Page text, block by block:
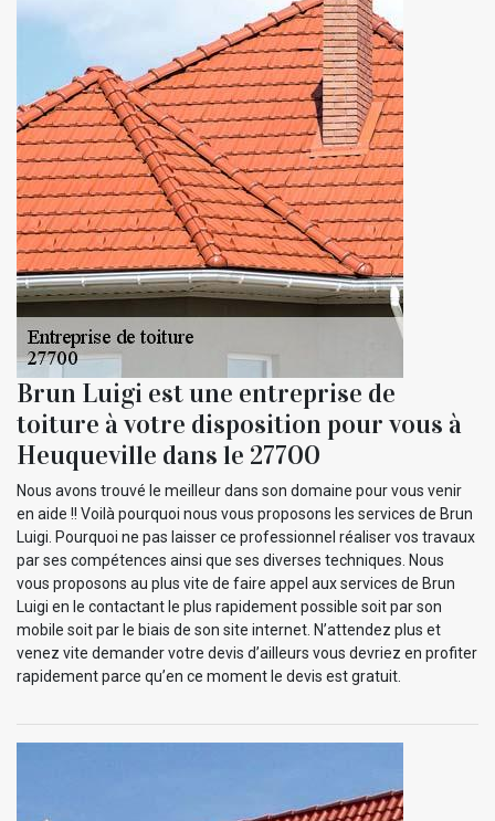
Brun Luigi est une entreprise de
toiture à votre disposition pour vous à
Heuqueville dans le 27700
Nous avons trouvé le meilleur dans son domaine pour vous venir
en aide !! Voilà pourquoi nous vous proposons les services de Brun
Luigi. Pourquoi ne pas laisser ce professionnel réaliser vos travaux
par ses compétences ainsi que ses diverses techniques. Nous
vous proposons au plus vite de faire appel aux services de Brun
Luigi en le contactant le plus rapidement possible soit par son
mobile soit par le biais de son site internet. N’attendez plus et
venez vite demander votre devis d’ailleurs vous devriez en profiter
rapidement parce qu’en ce moment le devis est gratuit.